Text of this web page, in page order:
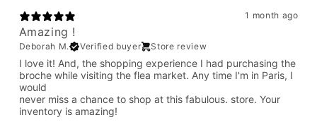
1 month ago
Amazing !
Deborah M. Verified buyer Store review
I love it! And, the shopping experience I had purchasing the
broche while visiting the flea market. Any time I'm in Paris, I
would
never miss a chance to shop at this fabulous. store. Your
inventory is amazing!